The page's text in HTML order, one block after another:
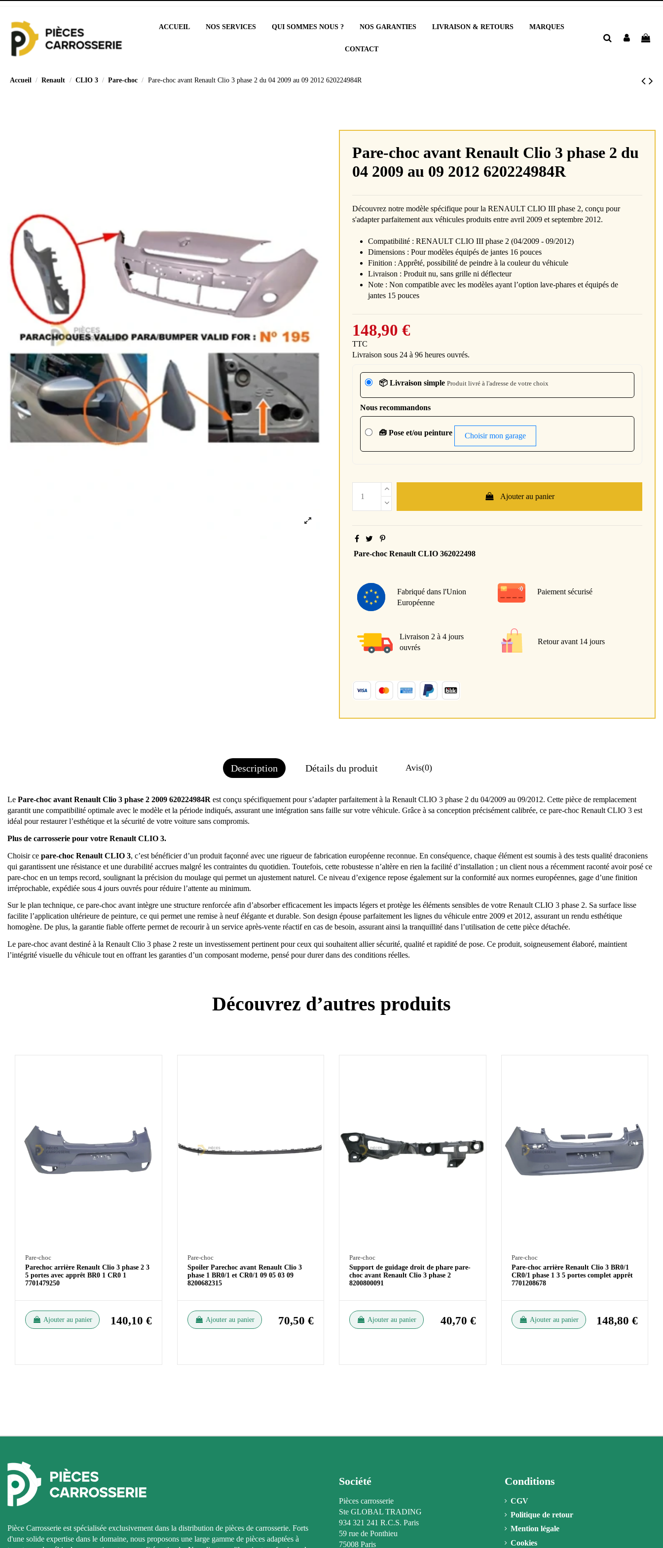
ACCUEIL NOS SERVICES QUI SOMMES NOUS ? NOS GARANTIES LIVRAISON & RETOURS MARQUES
CONTACT
Accueil Renault CLIO 3 Pare-choc Pare-choc avant Renault Clio 3 phase 2 du 04 2009 au 09 2012 620224984R
Pare-choc avant Renault Clio 3 phase 2 du
04 2009 au 09 2012 620224984R
Découvrez notre modèle spécifique pour la RENAULT CLIO III phase 2, conçu pour
s'adapter parfaitement aux véhicules produits entre avril 2009 et septembre 2012.
Compatibilité : RENAULT CLIO III phase 2 (04/2009 - 09/2012)
Dimensions : Pour modèles équipés de jantes 16 pouces
Finition : Apprêté, possibilité de peindre à la couleur du véhicule
Livraison : Produit nu, sans grille ni déflecteur
Note : Non compatible avec les modèles ayant l’option lave-phares et équipés de
jantes 15 pouces
148,90 €
TTC
Livraison sous 24 à 96 heures ouvrés.
📦 Livraison simple Produit livré à l'adresse de votre choix
Nous recommandons
🧰 Pose et/ou peinture Choisir mon garage
Ajouter au panier
Pare-choc Renault CLIO 362022498
Fabriqué dans l'Union
Européenne
Paiement sécurisé
Livraison 2 à 4 jours
ouvrés
Retour avant 14 jours
Description Détails du produit Avis(0)
Le Pare-choc avant Renault Clio 3 phase 2 2009 620224984R est conçu spécifiquement pour s’adapter parfaitement à la Renault CLIO 3 phase 2 du 04/2009 au 09/2012. Cette pièce de remplacement
garantit une compatibilité optimale avec le modèle et la période indiqués, assurant une intégration sans faille sur votre véhicule. Grâce à sa conception précisément calibrée, ce pare-choc Renault CLIO 3 est
idéal pour restaurer l’esthétique et la sécurité de votre voiture sans compromis.
Plus de carrosserie pour votre Renault CLIO 3.
Choisir ce pare-choc Renault CLIO 3, c’est bénéficier d’un produit façonné avec une rigueur de fabrication européenne reconnue. En conséquence, chaque élément est soumis à des tests qualité draconiens
qui garantissent une résistance et une durabilité accrues malgré les contraintes du quotidien. Toutefois, cette robustesse n’altère en rien la facilité d’installation ; un client nous a récemment raconté avoir posé ce
pare-choc en un temps record, soulignant la précision du moulage qui permet un ajustement naturel. Ce niveau d’exigence repose également sur la conformité aux normes européennes, gage d’une finition
irréprochable, expédiée sous 4 jours ouvrés pour réduire l’attente au minimum.
Sur le plan technique, ce pare-choc avant intègre une structure renforcée afin d’absorber efficacement les impacts légers et protège les éléments sensibles de votre Renault CLIO 3 phase 2. Sa surface lisse
facilite l’application ultérieure de peinture, ce qui permet une remise à neuf élégante et durable. Son design épouse parfaitement les lignes du véhicule entre 2009 et 2012, assurant un rendu esthétique
homogène. De plus, la garantie fiable offerte permet de recourir à un service après-vente réactif en cas de besoin, assurant ainsi la tranquillité dans l’utilisation de cette pièce détachée.
Le pare-choc avant destiné à la Renault Clio 3 phase 2 reste un investissement pertinent pour ceux qui souhaitent allier sécurité, qualité et rapidité de pose. Ce produit, soigneusement élaboré, maintient
l’intégrité visuelle du véhicule tout en offrant les garanties d’un composant moderne, pensé pour durer dans des conditions réelles.
Découvrez d’autres produits
Pare-choc
Parechoc arrière Renault Clio 3 phase 2 3
5 portes avec apprêt BR0 1 CR0 1
7701479250
Ajouter au panier 140,10 €
Pare-choc
Spoiler Parechoc avant Renault Clio 3
phase 1 BR0/1 et CR0/1 09 05 03 09
8200682315
Ajouter au panier 70,50 €
Pare-choc
Support de guidage droit de phare pare-
choc avant Renault Clio 3 phase 2
8200800091
Ajouter au panier 40,70 €
Pare-choc
Pare-choc arrière Renault Clio 3 BR0/1
CR0/1 phase 1 3 5 portes complet apprêt
7701208678
Ajouter au panier 148,80 €
Pièce Carrosserie est spécialisée exclusivement dans la distribution de pièces de carrosserie. Forts
d'une solide expertise dans le domaine, nous proposons une large gamme de pièces adaptées à
Société
Pièces carrosserie
Ste GLOBAL TRADING
934 321 241 R.C.S. Paris
59 rue de Ponthieu
75008 Paris
Conditions
CGV
Politique de retour
Mention légale
Cookies